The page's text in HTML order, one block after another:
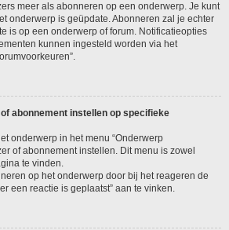
meer als abonneren op een onderwerp. Je kunt
onderwerp is geüpdate. Abonneren zal je echter
is op een onderwerp of forum. Notificatieopties
kunnen ingesteld worden via het
abonnement instellen op specifieke
onderwerp in het menu “Onderwerp
of abonnement instellen. Dit menu is zowel
te vinden.
op het onderwerp door bij het reageren de
een reactie is geplaatst” aan te vinken.